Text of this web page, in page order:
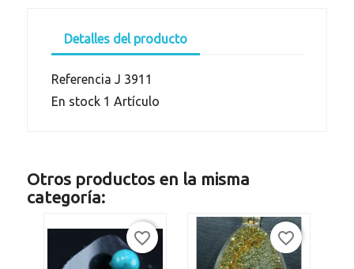
Detalles del producto
Referencia J 3911
En stock 1 Artículo
Otros productos en la misma
categoría:
favorite_border favorite_border